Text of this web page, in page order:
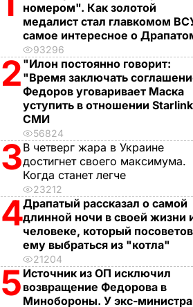
номером". Как золотой
медалист стал главкомом
самое интересное о
93296
2 "Илон постоянно говорит:
"Время заключать
Федоров уговаривает Маска
уступить в отношении
СМИ
56824
3В четверг жара в Украине
достигнет своего максимума.
Когда станет легче
23212
4Драпатый рассказал о самой
длинной ночи в своей жизни
человеке, который
ему выбраться из "котла"
21204
5 Источник из ОП исключил
возвращение Федорова в
Минобороны. У экс-министра